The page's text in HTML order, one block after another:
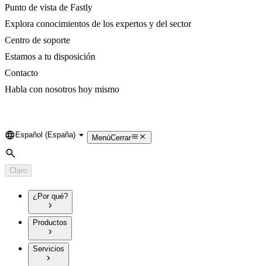
Punto de vista de Fastly
Explora conocimientos de los expertos y del sector
Centro de soporte
Estamos a tu disposición
Contacto
Habla con nosotros hoy mismo
Language
Español (España) MenúCerrar
Búsqueda
Claro
¿Por qué?
Productos
Servicios